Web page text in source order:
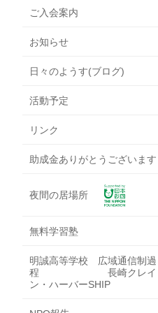
ご入会案内
お知らせ
日々のようす(ブログ)
活動予定
リンク
助成金ありがとうございます
夜間の居場所
無料学習塾
明誠高等学校 広域通信制過
程 長崎クレイ
ン・ハーバーSHIP